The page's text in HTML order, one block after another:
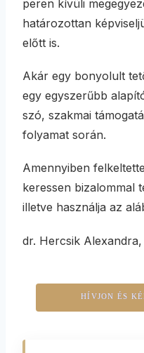
peren kívüli
határozottan
előtt is.
Akár egy bonyolult
egy egyszerűbb
szó, szakmai
folyamat során.
Amennyiben
keressen bizalommal
illetve használja az
dr. Hercsik
HÍVJON ÉS